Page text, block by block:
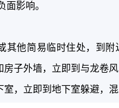
面影响。
其他简易临时住处，到
房子外墙，立即到与龙卷
室，立即到地下室躲避，